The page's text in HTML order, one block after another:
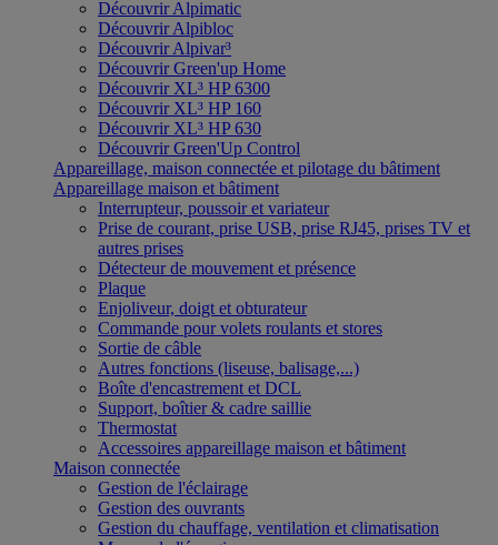
Découvrir Alpimatic
Découvrir Alpibloc
Découvrir Alpivar³
Découvrir Green'up Home
Découvrir XL³ HP 6300
Découvrir XL³ HP 160
Découvrir XL³ HP 630
Découvrir Green'Up Control
Appareillage, maison connectée et pilotage du bâtiment
Appareillage maison et bâtiment
Interrupteur, poussoir et variateur
Prise de courant, prise USB, prise RJ45, prises TV et
autres prises
Détecteur de mouvement et présence
Plaque
Enjoliveur, doigt et obturateur
Commande pour volets roulants et stores
Sortie de câble
Autres fonctions (liseuse, balisage,...)
Boîte d'encastrement et DCL
Support, boîtier & cadre saillie
Thermostat
Accessoires appareillage maison et bâtiment
Maison connectée
Gestion de l'éclairage
Gestion des ouvrants
Gestion du chauffage, ventilation et climatisation